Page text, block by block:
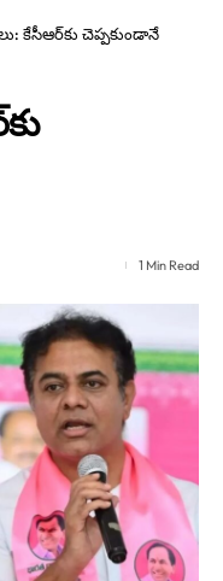
కేసీఆర్‌కు చెప్ప‌కుండానే
1 Min Read